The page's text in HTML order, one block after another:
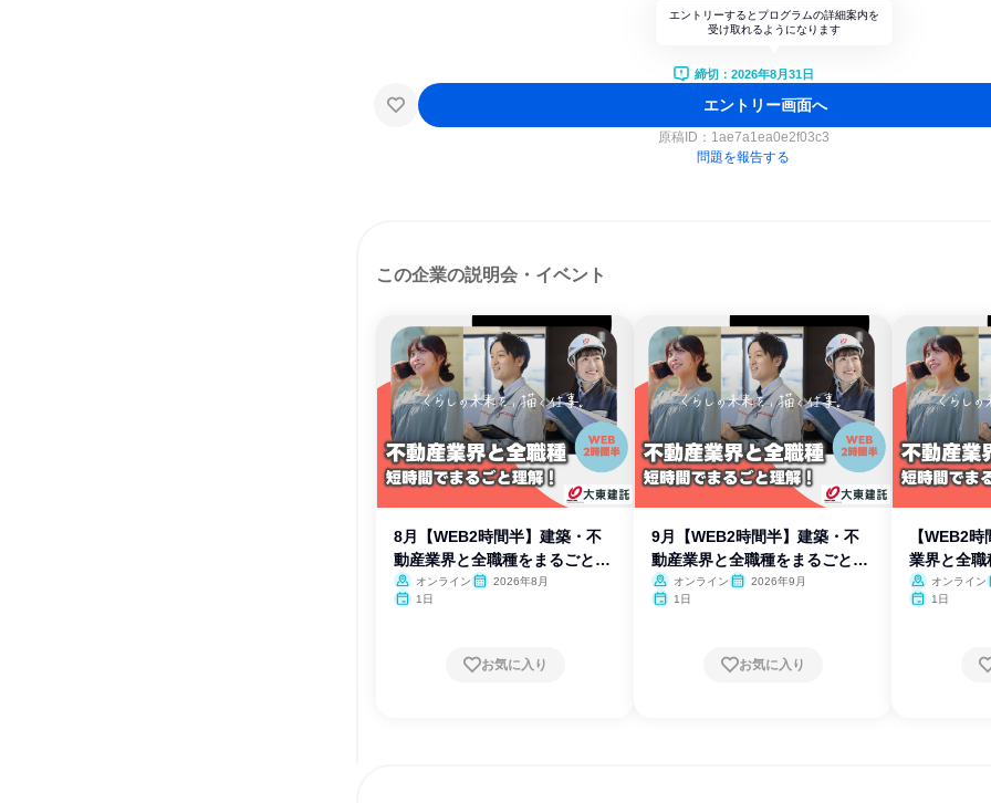
エントリーするとプログラムの詳細案内を
受け取れるようになります
締切：2026年8月31日
エントリー画面へ
原稿ID： 1ae7a1ea0e2f03c3
問題を報告する
この企業の説明会・イベント
8月【WEB2時間半】建築・不
動産業界と全職種をまるごと理
解
オンライン
2026年8月
1日
お気に入り
9月【WEB2時間半】建築・不
動産業界と全職種をまるごと理
解
オンライン
2026年9月
1日
お気に入り
【WEB2
業界と全職
オンライン
1日